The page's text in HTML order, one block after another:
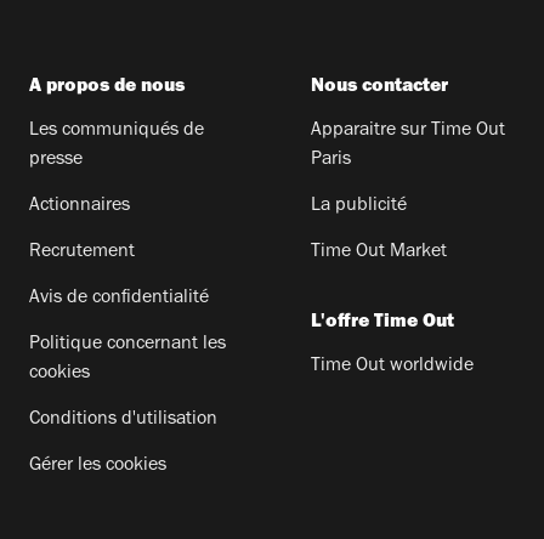
A propos de nous
Les communiqués de
presse
Actionnaires
Recrutement
Avis de confidentialité
Politique concernant les
cookies
Conditions d'utilisation
Gérer les cookies
Nous contacter
Apparaitre sur Time Out
Paris
La publicité
Time Out Market
L'offre Time Out
Time Out worldwide